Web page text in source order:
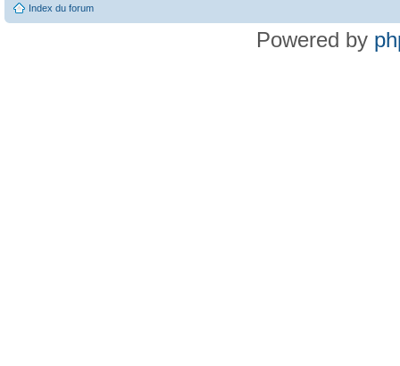
Index du forum
Powered by